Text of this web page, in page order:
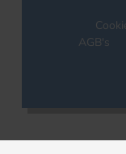
AGB's